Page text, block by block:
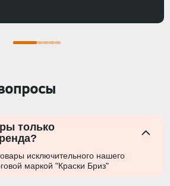
только
исключительного нашего
маркой "Краски Бриз"